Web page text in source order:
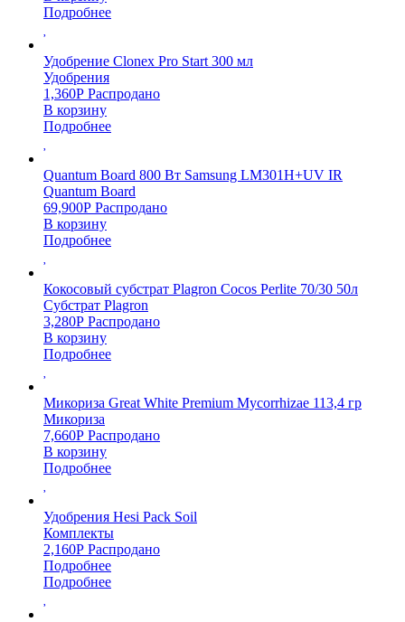
Подробнее
Удобрение Clonex Pro Start 300 мл
Удобрения
1,360Р Распродано
В корзину
Подробнее
Quantum Board 800 Вт Samsung LM301H+UV IR
Quantum Board
69,900Р Распродано
В корзину
Подробнее
Кокосовый субстрат Plagron Cocos Perlite 70/30 50л
Субстрат Plagron
3,280Р Распродано
В корзину
Подробнее
Микориза Great White Premium Mycorrhizae 113,4 гр
Микориза
7,660Р Распродано
В корзину
Подробнее
Удобрения Hesi Pack Soil
Комплекты
2,160Р Распродано
Подробнее
Подробнее